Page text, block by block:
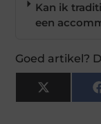
Kan ik
een
Goed artikel?
X
(Twitter)